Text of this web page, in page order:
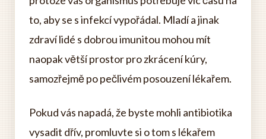
to, aby se s infekcí vypořádal. Mladí a jinak
zdraví lidé s dobrou imunitou mohou mít
naopak větší prostor pro zkrácení kúry,
samozřejmě po pečlivém posouzení lékařem.
Pokud vás napadá, že byste mohli antibiotika
vysadit dřív, promluvte si o tom s lékařem